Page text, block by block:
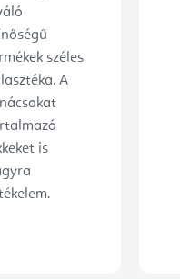
széles
A
is